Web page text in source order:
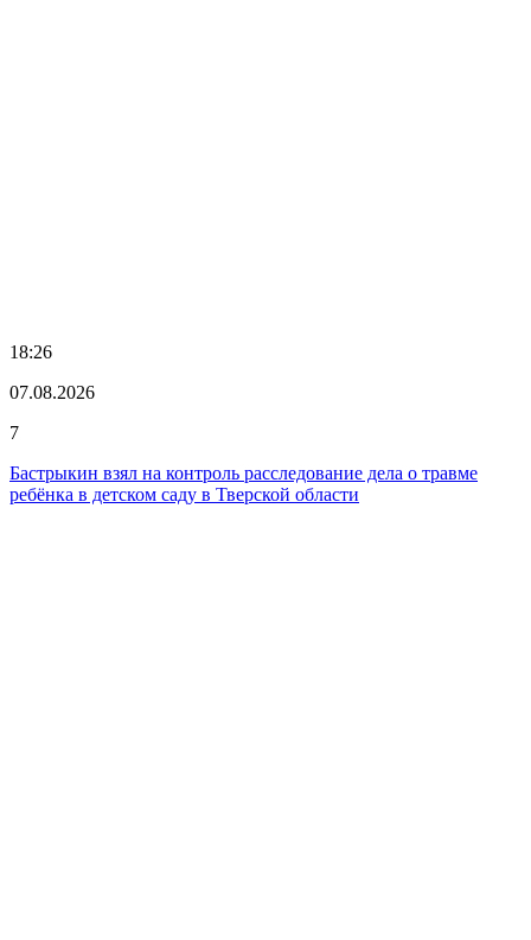
18:26
07.08.2026
7
Бастрыкин взял на контроль расследование дела о травме
ребёнка в детском саду в Тверской области